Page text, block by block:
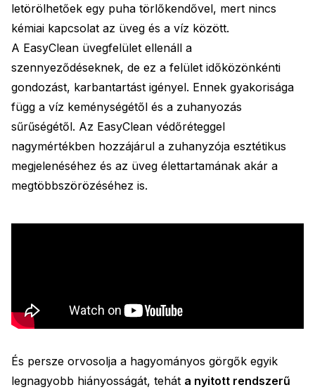
letörölhetőek egy puha törlőkendővel, mert nincs
kémiai kapcsolat az üveg és a víz között.
A EasyClean üvegfelület ellenáll a
szennyeződéseknek, de ez a felület időközönkénti
gondozást, karbantartást igényel. Ennek gyakorisága
függ a víz keménységétől és a zuhanyozás
sűrűségétől. Az EasyClean védőréteggel
nagymértékben hozzájárul a zuhanyzója esztétikus
megjelenéséhez és az üveg élettartamának akár a
megtöbbszörözéséhez is.
És persze orvosolja a hagyományos görgők egyik
legnagyobb hiányosságát, tehát a nyitott rendszerű